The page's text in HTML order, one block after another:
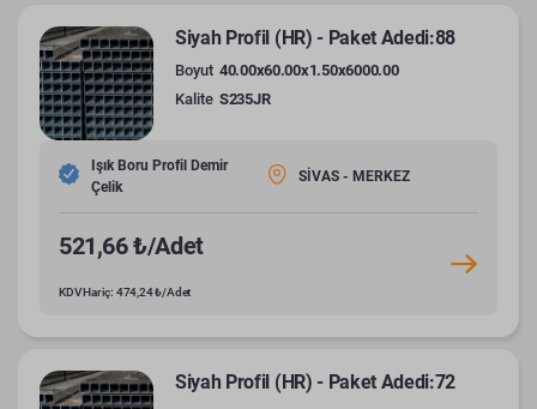
Siyah Profil (HR) - Paket Adedi:88
Boyut 40.00x60.00x1.50x6000.00
Kalite S235JR
Işık Boru Profil Demir
Çelik
SİVAS - MERKEZ
521,66 ₺/Adet
KDV Hariç: 474,24 ₺/Adet
Siyah Profil (HR) - Paket Adedi:72